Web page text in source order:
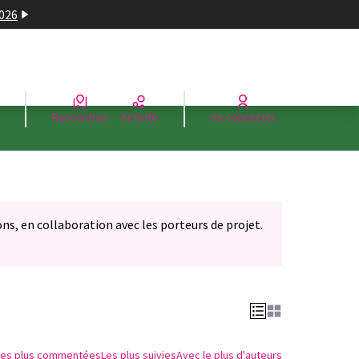
Rencontres Activité Se connecter
en collaboration avec les porteurs de projet.
plus commentéesLes plus suiviesAvec le plus d'auteurs